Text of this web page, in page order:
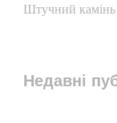
Штучний камінь
Недавні